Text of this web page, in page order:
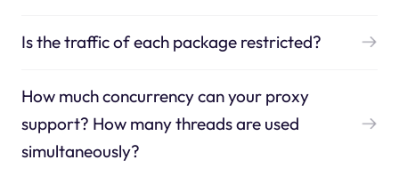
Is the traffic of each package restricted?
How much concurrency can your proxy
support? How many threads are used
simultaneously?